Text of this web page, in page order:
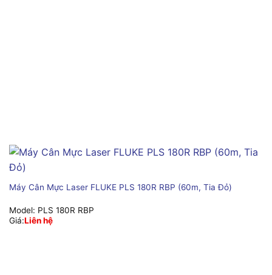
Máy Cân Mực Laser FLUKE PLS 180R RBP (60m, Tia Đỏ)
Model: PLS 180R RBP
Giá:Liên hệ